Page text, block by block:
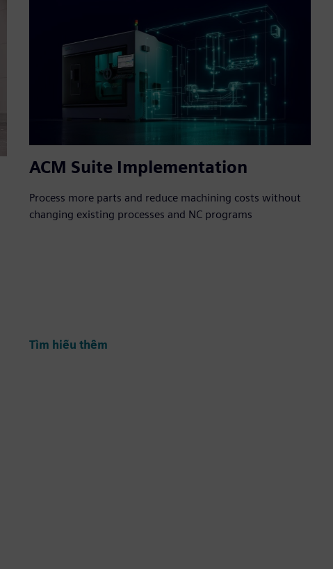
ACM Suite Implementation
Process more parts and reduce machining costs without
changing existing processes and NC programs
Tìm hiểu thêm